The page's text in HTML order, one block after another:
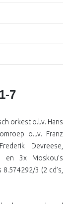
7
orkest o.l.v. Hans
o.l.v. Franz
Devreese,
en 3x Moskou’s
3 (2 cd’s,